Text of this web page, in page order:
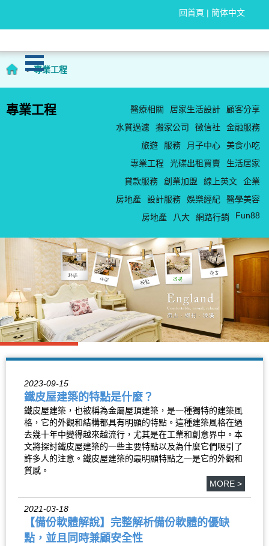
回首頁 | 簡体中文
>專業工程
專業工程 顧客分享
居家生活設計
醫療相關
金融服務
徵信社
搬家公司
水質過濾
美食小吃
月子中心
服務
旅遊
生活居家
光碟出租買賣
專業工程
企業
線上英文
創業加盟
貸款服務
醫學美容
娛樂經紀
設計服務
房地產
Fun88
網路行銷
八大
房地產
2023-09-15
鐵皮屋建築的特點是什麼？
鐵皮屋建築，也被稱為金屬屋頂建築，是一種獨特的建築風
格，它的外觀和結構都具有明顯的特點。這種建築風格在過
去幾十年中變得越來越流行，尤其是在工業和創意界中。本
文將探討鐵皮屋建築的一些主要特點以及為什麼它們吸引了
許多人的注意。鐵皮屋建築的最明顯特點之一是它的外觀和
質感。
MORE >
2021-03-18
【備份軟體解說】完整解析備份軟體的優缺
點，並且同時兼顧安全性